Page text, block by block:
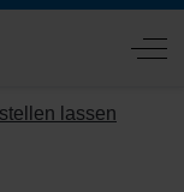
Off-
lassen